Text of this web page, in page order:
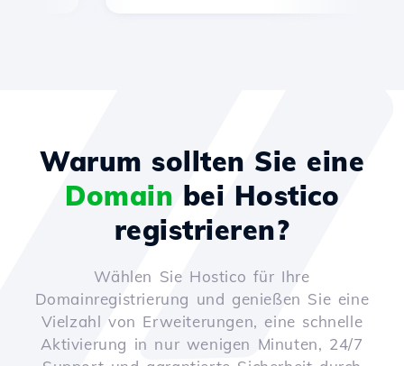
Warum sollten Sie eine
Domain bei Hostico
registrieren?
Wählen Sie Hostico für Ihre
Domainregistrierung und genießen Sie eine
Vielzahl von Erweiterungen, eine schnelle
Aktivierung in nur wenigen Minuten, 24/7